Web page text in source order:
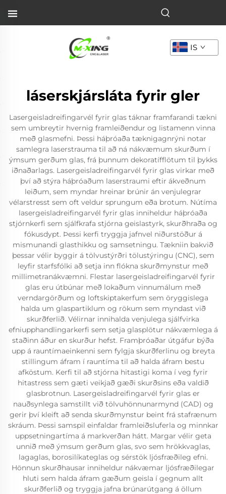
IS
láserskjársláta fyrir gler
Lasergeisladreifingarvél fyrir glas táknar framfarandi tækni
sem umbreytir hvernig framleiðendur og listamenn vinna
með glasmefni. Þessi háþróaða tæknigagnrýni notar
samlegra laserstrauma til að ná nákvæmum skurðum í
ýmsum gerðum glas, frá þunnum dekoratífflötum til þykks
iðnaðarlags. Lasergeisladreifingarvél fyrir glas virkar með
því að stýra háþróaðum laserstraumi eftir ákveðnum
leiðum, sem myndar hreinar brúnir án venjulegrar
vélarstresst sem oft veldur sprungum eða brotum. Nútíma
lasergeisladreifingarvél fyrir glas inniheldur háþróaða
stjórnkerfi sem sjálfkrafa stjórna geislastyrk, skurðhraða og
fókusdypt. Þessi kerfi tryggja jafnvel niðurstöður á
mismunandi glasthikku og samsetningu. Tækniin bakvið
þessar vélir byggir á tölvustýrðri tölustýringu (CNC), sem
leyfir starfsfólki að setja inn flókna skurðmynstur með
millimetranákvæmni. Flestar lasergeisladreifingarvél fyrir
glas eru útbúnar með lokaðum vinnumálum með
verndargörðum og loftskiptakerfum sem öryggislega
halda um glaspartiklum og rökum sem myndast við
skurðferlið. Vélirnar innihalda venjulega sjálfvirka
efniupphandlingarkerfi sem setja glasplötur nákvæmlega á
staðinn áður en skurður hefst. Framþróaðar útgáfur býða
upp á rauntímaeinkenni sem fylgja skurðferlinu og breyta
stillingum áfram í rauntíma til að halda áfram bestu
afköstum. Kerfi til að stjórna hitastigi koma í veg fyrir
hitastress sem gæti veikjað gæði skurðsins eða valdið
glasbrotnun. Lasergeisladreifingarvél fyrir glas er
nauðsynlega samstillt við tölvuhönnunarmynd (CAD) og
gerir því kleift að senda skurðmynstur beint frá stafrænum
skráum. Þessi samspil einfaldar framleiðsluferla og minnkar
uppsetningartíma á markverðan hátt. Margar vélir geta
unnið með ýmsum gerðum glas, svo sem hrökkvaglas,
lagaglas, borosilíkateglas og sérstök ljósfræðileg efni.
Hönnun skurðhausar inniheldur nákvæmar ljósfræðilegar
hluti sem halda áfram gæðum geisla í gegnum allt
skurðferlið og tryggja jafna brúnarútgang á öllum